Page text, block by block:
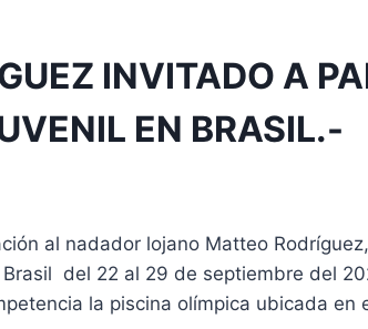
INVITADO A
EN BRASIL.-
al nadador lojano Matteo
del 22 al 29 de septiembre del
la piscina olímpica ubicada en